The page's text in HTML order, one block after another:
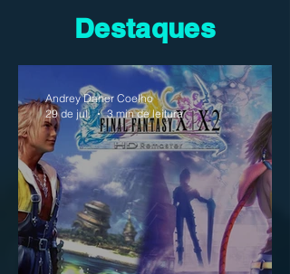
Destaques
Andrey Daher Coelho
29 de jul.
3 min de leitura